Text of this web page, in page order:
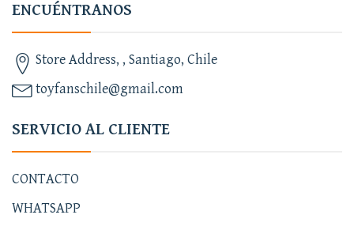
ENCUÉNTRANOS
Store Address, , Santiago, Chile
toyfanschile@gmail.com
SERVICIO AL CLIENTE
CONTACTO
WHATSAPP